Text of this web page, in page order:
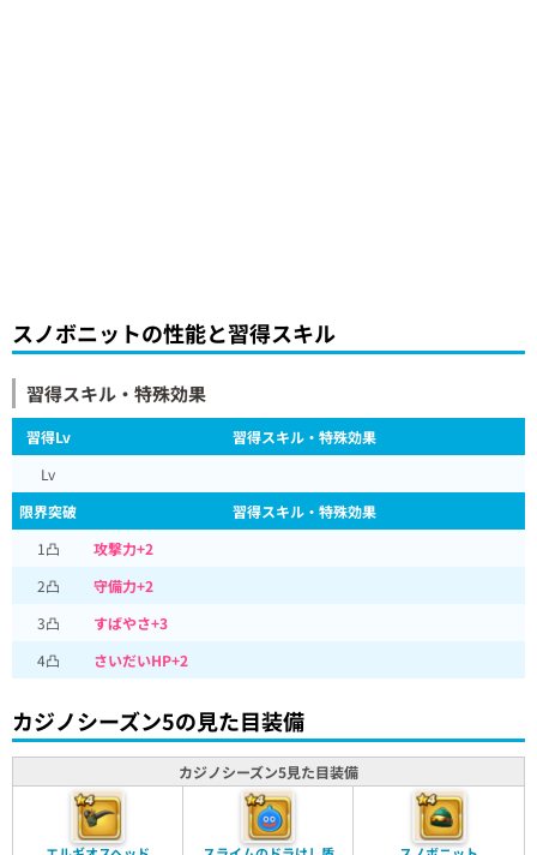
スノボニットの性能と習得スキル
習得スキル・特殊効果
習得Lv
習得スキル・特殊効果
Lv
限界突破
習得スキル・特殊効果
1凸
攻撃力+2
2凸
守備力+2
3凸
すばやさ+3
4凸
さいだいHP+2
カジノシーズン5の見た目装備
カジノシーズン5見た目装備